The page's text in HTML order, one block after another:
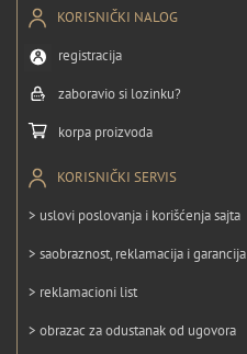
KORISNIČKI NALOG
registracija
zaboravio si lozinku?
korpa proizvoda
KORISNIČKI SERVIS
> uslovi poslovanja i korišćenja sajta
> saobraznost, reklamacija i garancija
> reklamacioni list
> obrazac za odustanak od ugovora